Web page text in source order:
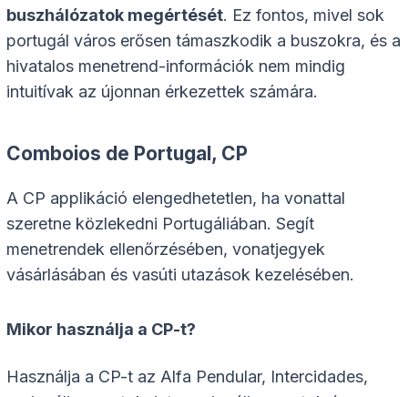
buszhálózatok megértését. Ez fontos, mivel sok
portugál város erősen támaszkodik a buszokra, és a
hivatalos menetrend-információk nem mindig
intuitívak az újonnan érkezettek számára.
Comboios de Portugal, CP
A CP applikáció elengedhetetlen, ha vonattal
szeretne közlekedni Portugáliában. Segít
menetrendek ellenőrzésében, vonatjegyek
vásárlásában és vasúti utazások kezelésében.
Mikor használja a CP-t?
Használja a CP-t az Alfa Pendular, Intercidades,